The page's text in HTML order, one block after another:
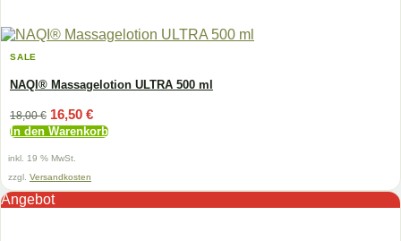
SALE
NAQI® Massagelotion ULTRA 500 ml
18,00€ Ursprünglicher
Preis
war:
18,00 €
16,50 €Aktueller
Preis
ist:
In den Warenkorb
inkl. 19 % MwSt.
zzgl. Versandkosten
Angebot